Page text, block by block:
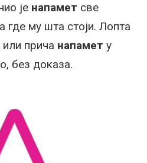
је напамет све
где му шта стоји. Лопта
или прича напамет у
без доказа.